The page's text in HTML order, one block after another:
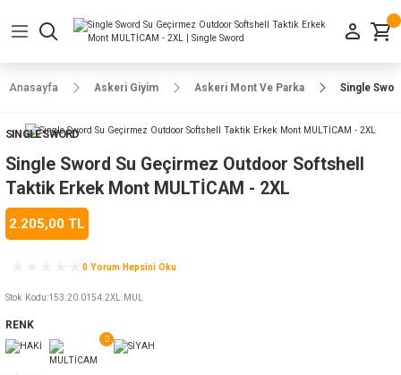
Geri Dön
Geri Dön
Geri Dön
Geri Dön
Geri Dön
Geri Dön
Geri Dön
Anasayfa Askeri Giyim Askeri Mont Ve Parka Single
SINGLE SWORD
Single Sword Su Geçirmez Outdoor Softshell
Taktik Erkek Mont MULTİCAM - 2XL
2.205,00 TL
0 Yorum Hepsini Oku
Stok Kodu:153.20.0154.2XL.MUL
RENK